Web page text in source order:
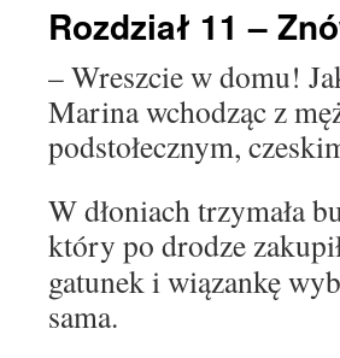
Rozdział 11 –
– Wreszcie w domu!
Marina wchodząc z
podstołecznym,
W dłoniach trzymała
który po drodze
gatunek i wiązankę
sama.